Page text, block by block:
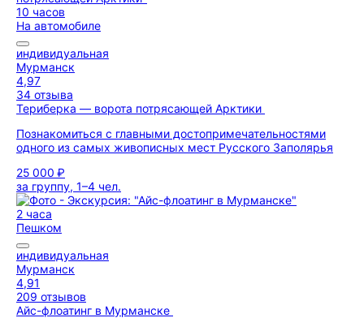
10 часов
На автомобиле
индивидуальная
Мурманск
4,97
34 отзыва
Териберка — ворота потрясающей Арктики
Познакомиться с главными достопримечательностями
одного из самых живописных мест Русского Заполярья
25 000 ₽
за группу, 1–4 чел.
2 часа
Пешком
индивидуальная
Мурманск
4,91
209 отзывов
Айс-флоатинг в Мурманске